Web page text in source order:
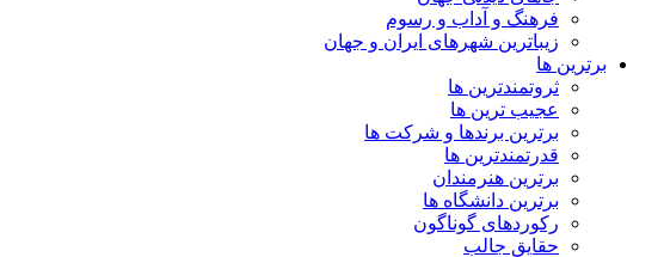
فرهنگ و آداب و رسوم
زیباترین شهرهای ایران و جهان
برترین ها
ثروتمندترین ها
عجیب ترین ها
برترین برندها و شرکت ها
قدرتمندترین ها
برترین هنرمندان
برترین دانشگاه ها
رکوردهای گوناگون
حقایق جالب